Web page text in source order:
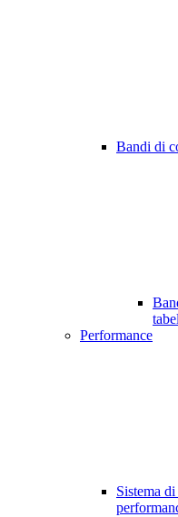
Bandi di
Performance
Sistema